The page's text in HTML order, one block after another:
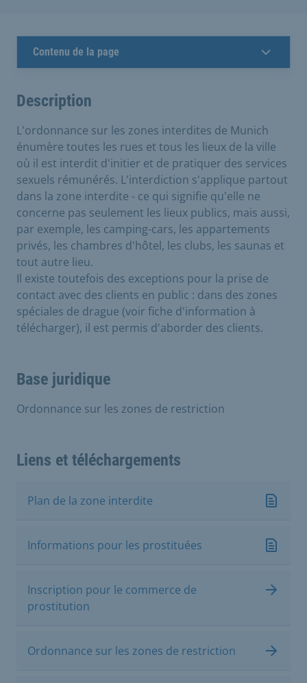
Contenu de la page
Description
L'ordonnance sur les zones interdites de Munich
énumère toutes les rues et tous les lieux de la ville
où il est interdit d'initier et de pratiquer des services
sexuels rémunérés. L'interdiction s'applique partout
dans la zone interdite - ce qui signifie qu'elle ne
concerne pas seulement les lieux publics, mais aussi,
par exemple, les camping-cars, les appartements
privés, les chambres d'hôtel, les clubs, les saunas et
tout autre lieu.
Il existe toutefois des exceptions pour la prise de
contact avec des clients en public : dans des zones
spéciales de drague (voir fiche d'information à
télécharger), il est permis d'aborder des clients.
Base juridique
Ordonnance sur les zones de restriction
Liens et téléchargements
Plan de la zone interdite
Informations pour les prostituées
Inscription pour le commerce de
prostitution
Ordonnance sur les zones de restriction